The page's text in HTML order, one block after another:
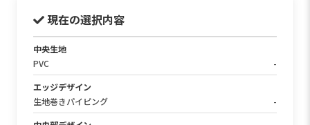
現在の選択内容
中央生地
PVC
-
エッジデザイン
生地巻きパイピング
-